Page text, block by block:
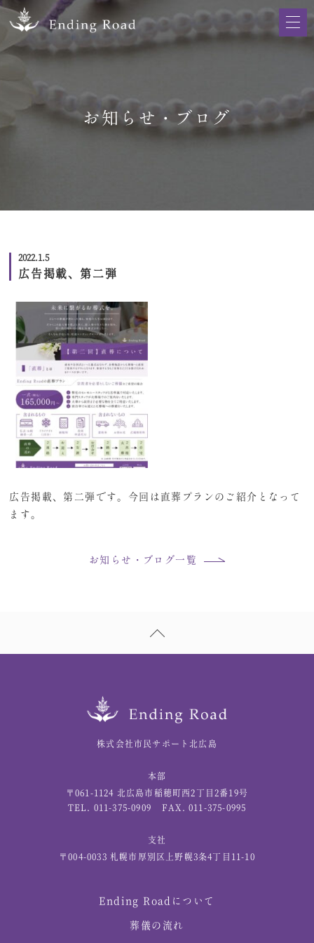
お知らせ・ブログ
2022.1.5
広告掲載、第二弾
広告掲載、第二弾です。今回は直葬プランのご紹介となって
ます。
お知らせ・ブログ一覧
株式会社市民サポート北広島
本部
〒061-1124 北広島市稲穂町西2丁目2番19号
TEL. 011-375-0909
FAX. 011-375-0995
支社
〒004-0033 札幌市厚別区上野幌3条4丁目11-10
Ending Roadについて
葬儀の流れ